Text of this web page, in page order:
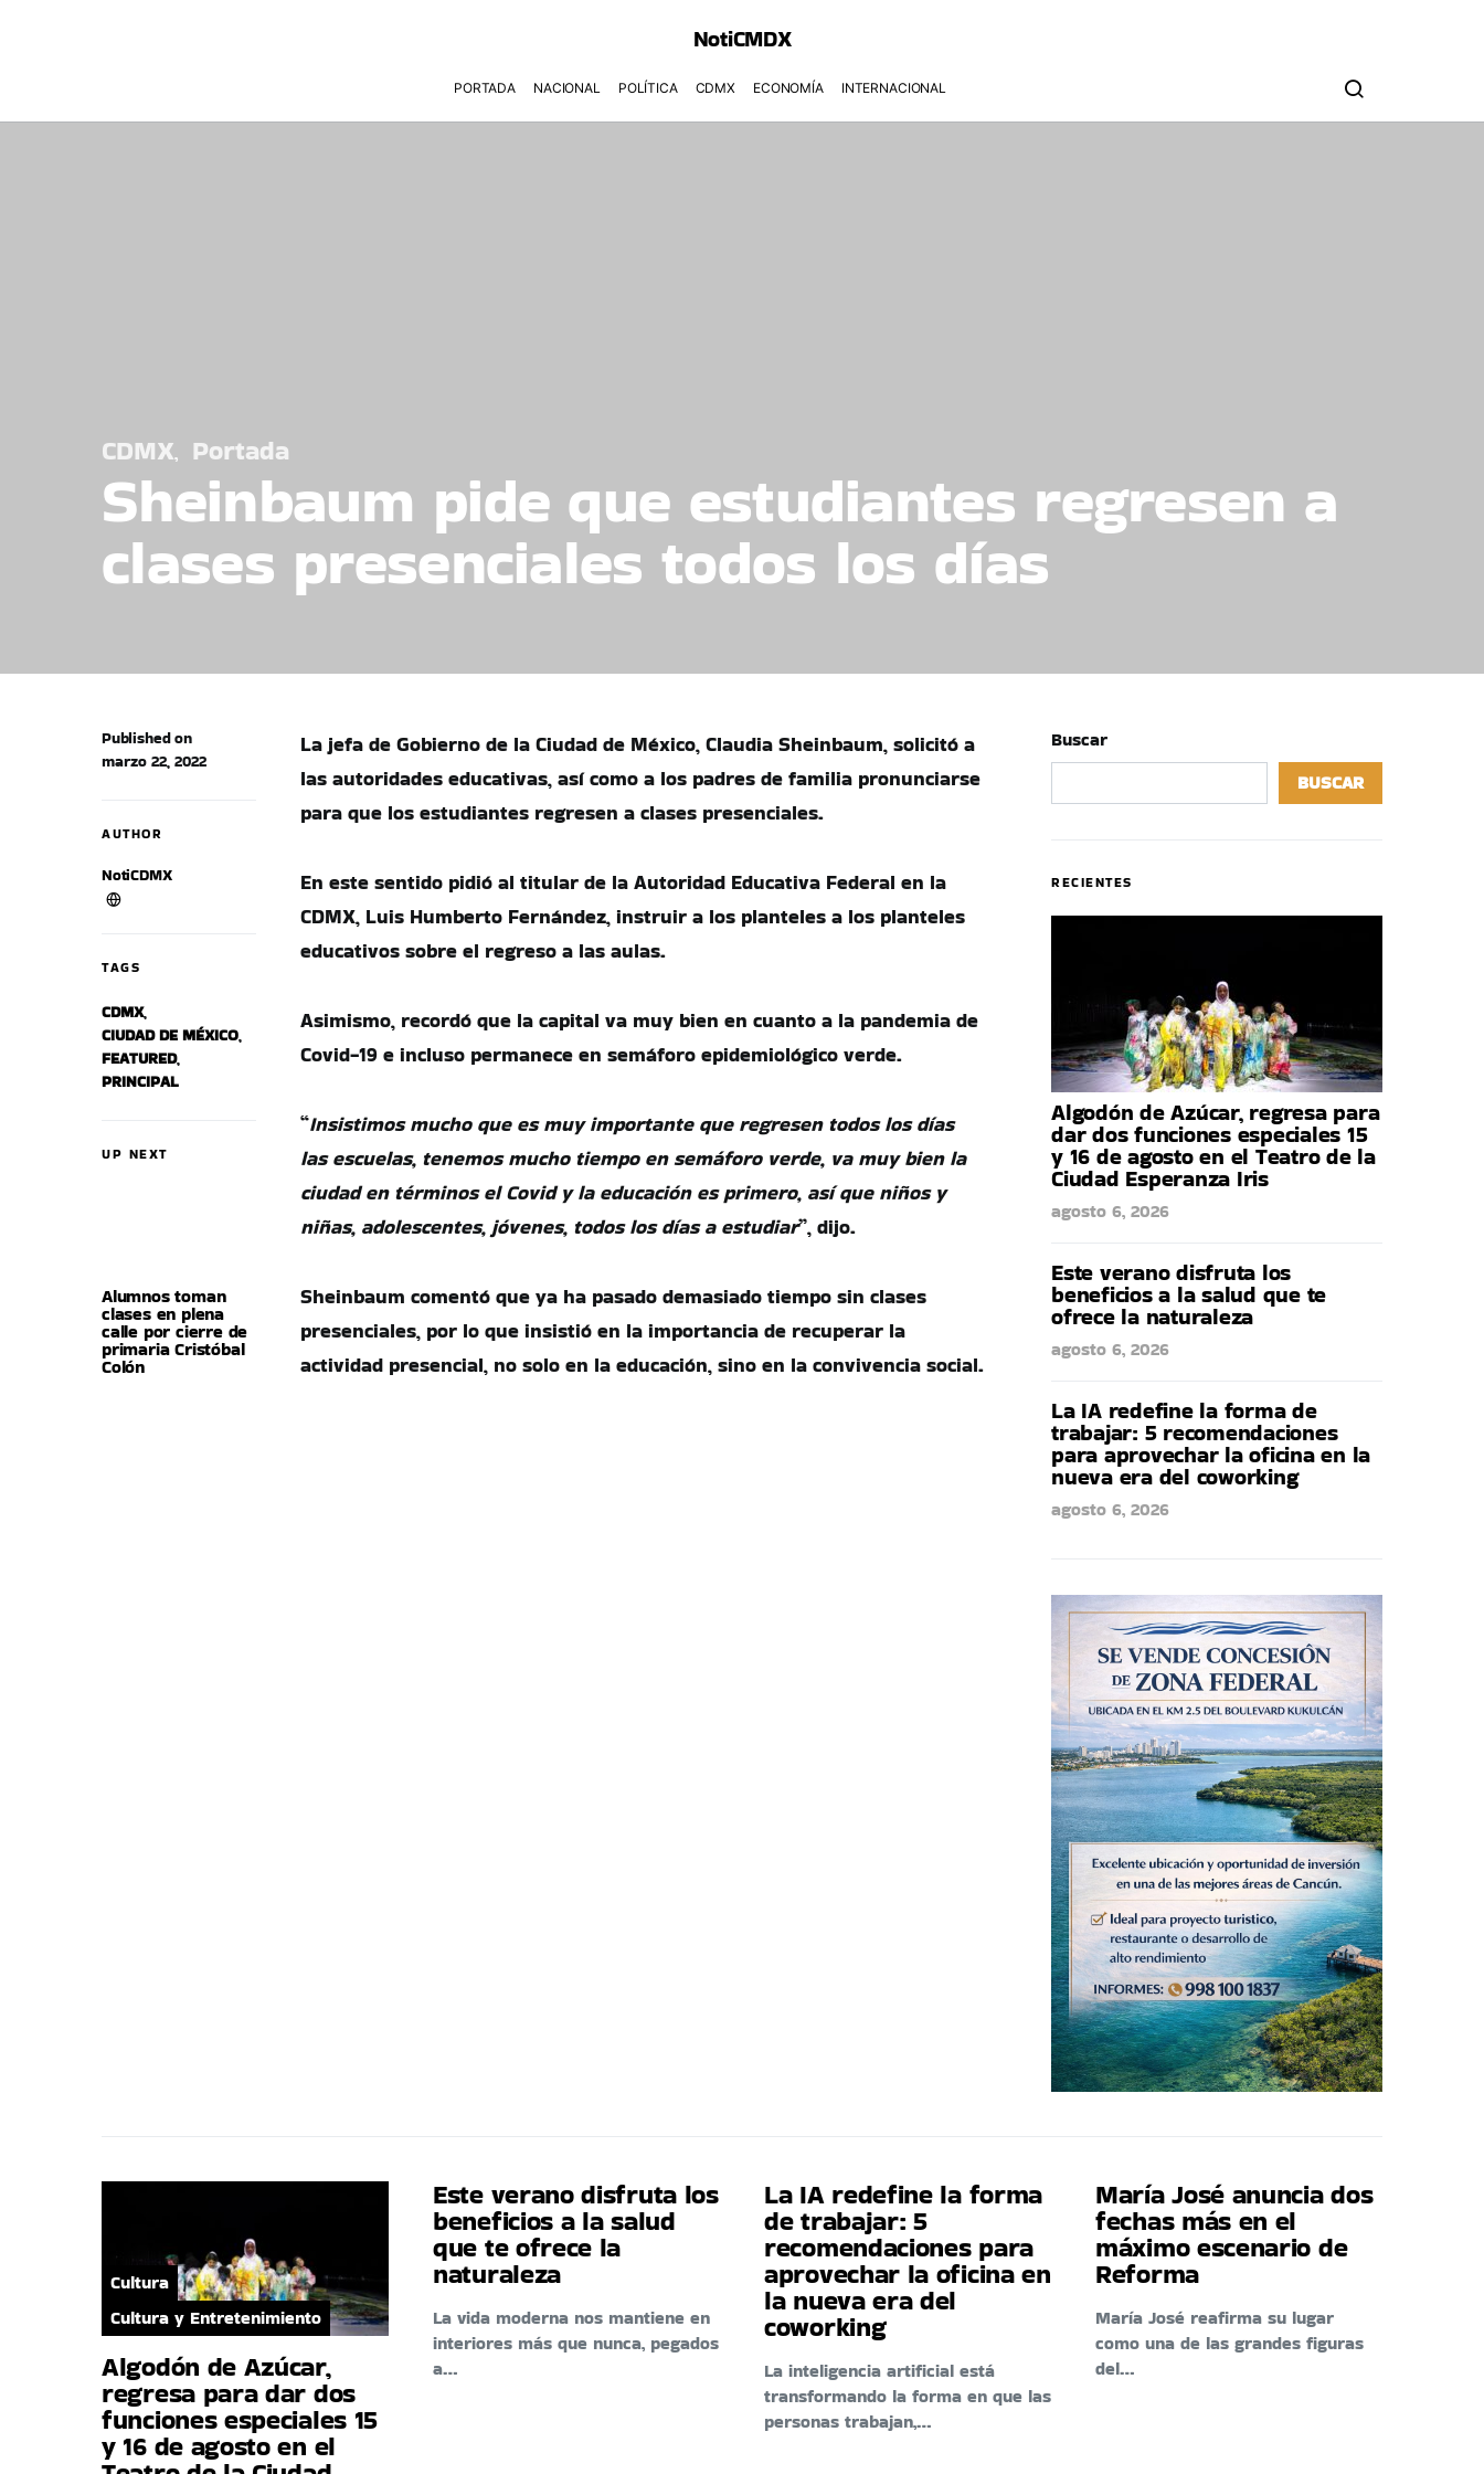
NotiCMDX
PORTADA NACIONAL POLÍTICA CDMX ECONOMÍA INTERNACIONAL
CDMX Portada
Sheinbaum pide que estudiantes regresen a
clases presenciales todos los días
UP NEXT
Alumnos toman
clases en plena
calle por cierre de
primaria Cristóbal
Colón
Published on
marzo 22, 2022
AUTHOR
NotiCDMX
TAGS
CDMX,
CIUDAD DE MÉXICO,
FEATURED,
PRINCIPAL
La jefa de Gobierno de la Ciudad de México, Claudia Sheinbaum, solicitó a
las autoridades educativas, así como a los padres de familia pronunciarse
para que los estudiantes regresen a clases presenciales.
En este sentido pidió al titular de la Autoridad Educativa Federal en la
CDMX, Luis Humberto Fernández, instruir a los planteles a los planteles
educativos sobre el regreso a las aulas.
Asimismo, recordó que la capital va muy bien en cuanto a la pandemia de
Covid-19 e incluso permanece en semáforo epidemiológico verde.
“Insistimos mucho que es muy importante que regresen todos los días
las escuelas, tenemos mucho tiempo en semáforo verde, va muy bien la
ciudad en términos el Covid y la educación es primero, así que niños y
niñas, adolescentes, jóvenes, todos los días a estudiar”, dijo.
Sheinbaum comentó que ya ha pasado demasiado tiempo sin clases
presenciales, por lo que insistió en la importancia de recuperar la
actividad presencial, no solo en la educación, sino en la convivencia social.
Buscar
BUSCAR
RECIENTES
Algodón de Azúcar, regresa para
dar dos funciones especiales 15
y 16 de agosto en el Teatro de la
Ciudad Esperanza Iris
agosto 6, 2026
Este verano disfruta los
beneficios a la salud que te
ofrece la naturaleza
agosto 6, 2026
La IA redefine la forma de
trabajar: 5 recomendaciones
para aprovechar la oficina en la
nueva era del coworking
agosto 6, 2026
Cultura
Cultura y Entretenimiento
Algodón de Azúcar,
regresa para dar dos
funciones especiales 15
y 16 de agosto en el
Este verano disfruta los
beneficios a la salud
que te ofrece la
naturaleza
La vida moderna nos mantiene en
interiores más que nunca, pegados
a…
La IA redefine la forma
de trabajar: 5
recomendaciones para
aprovechar la oficina en
la nueva era del
coworking
La inteligencia artificial está
transformando la forma en que las
personas trabajan,…
María José anuncia dos
fechas más en el
máximo escenario de
Reforma
María José reafirma su lugar
como una de las grandes figuras
del…